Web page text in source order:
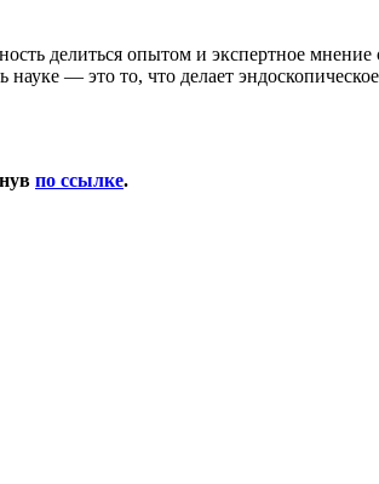
делиться опытом и экспертное
— это то, что делает
по ссылке.